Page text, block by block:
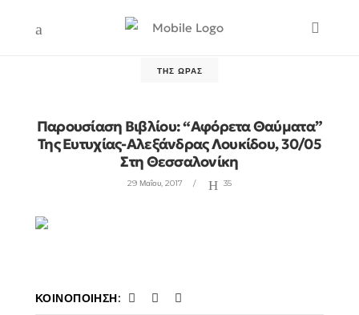
ΤΗΣ ΏΡΑΣ
Παρουσίαση Βιβλίου: “Αφόρετα Θαύματα”
Της Ευτυχίας-Αλεξάνδρας Λουκίδου, 30/05
Στη Θεσσαλονίκη
29 Μαΐου, 2017 35
ΚΟΙΝΟΠΟΊΗΣΗ: